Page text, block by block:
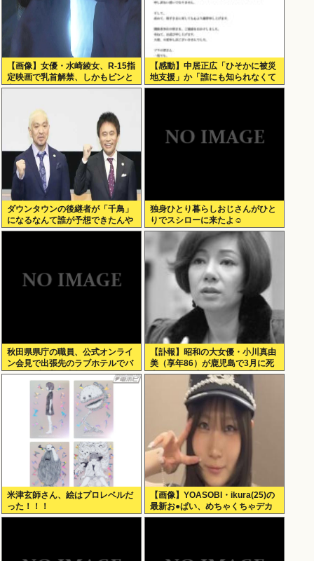
【画像】女優・水崎綾女、R-15指
定映画で乳首解禁、しかもピンと
立ってる
【感動】中居正広「ひそかに被災
地支援」か「誰にも知られなくて
いい」
ダウンタウンの後継者が「千鳥」
になるなんて誰が予想できたんや
独身ひとり暮らしおじさんがひと
りでスシローに来たよ☺
秋田県県庁の職員、公式オンライ
ン会見で出張先のラブホテルでバ
スローブを着て喫煙しながら登場
【訃報】昭和の大女優・小川真由
美（享年86）が鹿児島で3月に死
去していた 実娘が明かす「毒母」
の素顔と空白の晩年
米津玄師さん、絵はプロレベルだ
った！！！
【画像】YOASOBI・ikura(25)の
最新お●ぱい、めちゃくちゃデカ
くなってるやんけ！